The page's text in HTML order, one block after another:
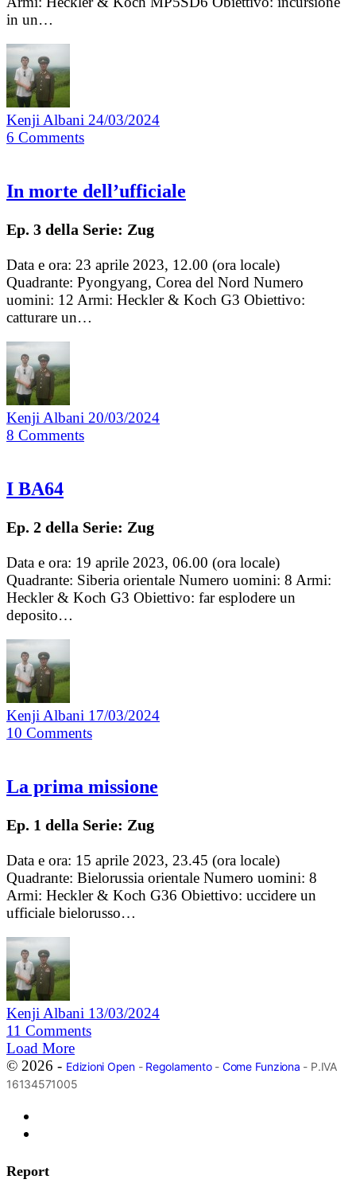
in un…
Kenji Albani 24/03/2024
6 Comments
In morte dell’ufficiale
Ep. 3 della Serie: Zug
Data e ora: 23 aprile 2023, 12.00 (ora locale)
Quadrante: Pyongyang, Corea del Nord Numero
uomini: 12 Armi: Heckler & Koch G3 Obiettivo:
catturare un…
Kenji Albani 20/03/2024
8 Comments
I BA64
Ep. 2 della Serie: Zug
Data e ora: 19 aprile 2023, 06.00 (ora locale)
Quadrante: Siberia orientale Numero uomini: 8 Armi:
Heckler & Koch G3 Obiettivo: far esplodere un
deposito…
Kenji Albani 17/03/2024
10 Comments
La prima missione
Ep. 1 della Serie: Zug
Data e ora: 15 aprile 2023, 23.45 (ora locale)
Quadrante: Bielorussia orientale Numero uomini: 8
Armi: Heckler & Koch G36 Obiettivo: uccidere un
ufficiale bielorusso…
Kenji Albani 13/03/2024
11 Comments
Load More
© 2026 - Edizioni Open- Regolamento- Come Funziona - P.IVA
16134571005
Report